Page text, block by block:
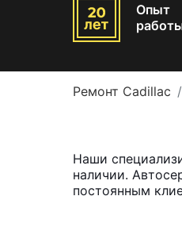
Опыт
Ремонт Cadillac
Наши
наличии.
постоянным